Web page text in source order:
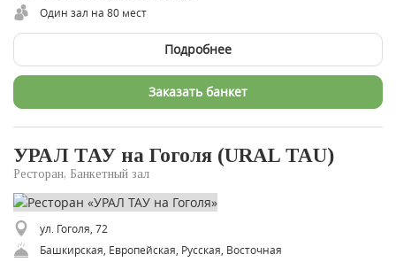
Один зал на 80 мест
Подробнее
Заказать банкет
УРАЛ ТАУ на Гоголя (URAL TAU)
Ресторан, Банкетный зал
ул. Гоголя, 72
Башкирская, Европейская, Русская, Восточная